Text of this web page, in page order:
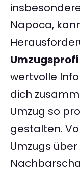
Napoca,
wertvolle
dich
Umzug so
gestalten.
Umzugs